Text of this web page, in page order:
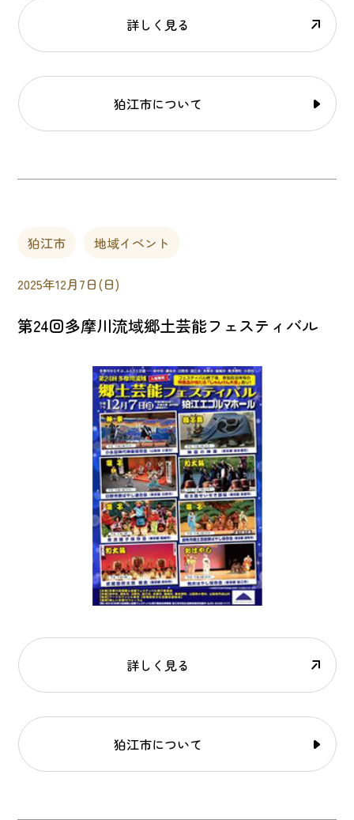
詳しく見る
狛江市について
狛江市 地域イベント
2025年12月7日(日)
第24回多摩川流域郷土芸能フェスティバル
詳しく見る
狛江市について